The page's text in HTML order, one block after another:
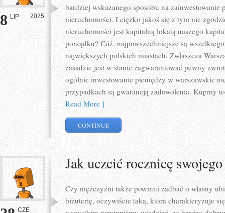
8 LIP 2025
bardziej wskazanego sposobu na
nieruchomości. I ciężko jakoś się z tym nie
nieruchomości jest kapitalną lokatą naszego
porządku? Cóż, najpowszechniejsze są
największych polskich miastach. Zwłaszcza
zasadzie jest w stanie zagwarantować pewny
ogólnie inwestowanie pieniędzy w warszawskie
przypadkach są gwarancją zadowolenia. Kupmy
Read More ]
CONTINUE
CZE
Jak uczcić rocznicę swojego
Czy mężczyźni także powinni zadbać o własny
biżuterię, oczywiście taką, która charakteryzuje